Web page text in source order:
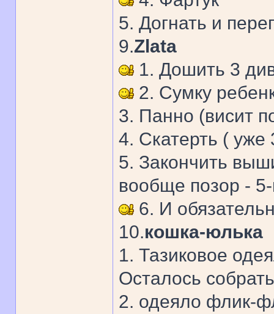
5. Догнать и
9.Zlata
1. Дошить 3
2. Сумку
3. Панно (висит
4. Скатерть ( уже
5. Закончить
вообще позор -
6. И
10.кошка-юлька
1. Тазиковое
Осталось
2. одеяло флик-